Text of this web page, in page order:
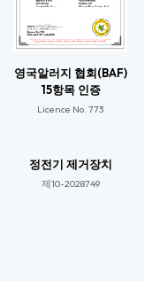
영국알러지 협회(BAF)
15항목 인증
Licence No. 773​
정전기 제거장치
제10-2028749​